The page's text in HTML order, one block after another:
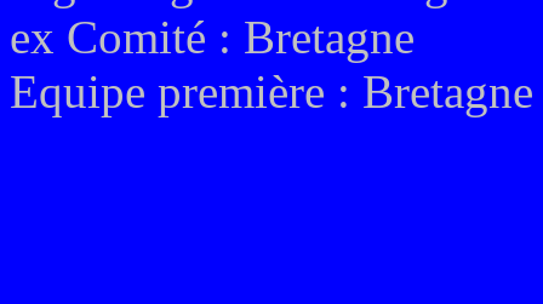
ex Comité : Bretagne
Equipe première :